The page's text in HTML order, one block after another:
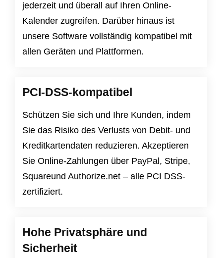
jederzeit und überall auf Ihren Online-
Kalender zugreifen. Darüber hinaus ist
unsere Software vollständig kompatibel mit
allen Geräten und Plattformen.
PCI-DSS-kompatibel
Schützen Sie sich und Ihre Kunden, indem
Sie das Risiko des Verlusts von Debit- und
Kreditkartendaten reduzieren. Akzeptieren
Sie Online-Zahlungen über PayPal, Stripe,
Squareund Authorize.net – alle PCI DSS-
zertifiziert.
Hohe Privatsphäre und
Sicherheit